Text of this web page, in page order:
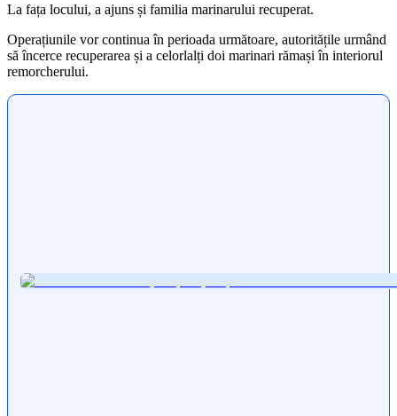
La fața locului, a ajuns și familia marinarului recuperat.
Operațiunile vor continua în perioada următoare, autoritățile urmând
să încerce recuperarea și a celorlalți doi marinari rămași în interiorul
remorcherului.